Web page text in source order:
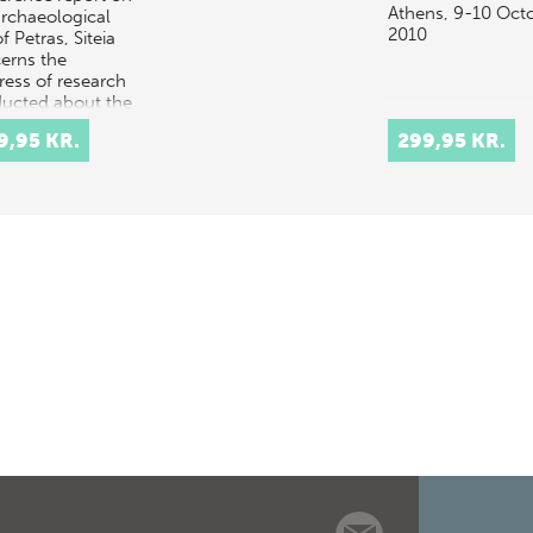
Petras, Siteia
the
of research
about the
and
KR.
Athens, 9-10
2010
299,95 KR.